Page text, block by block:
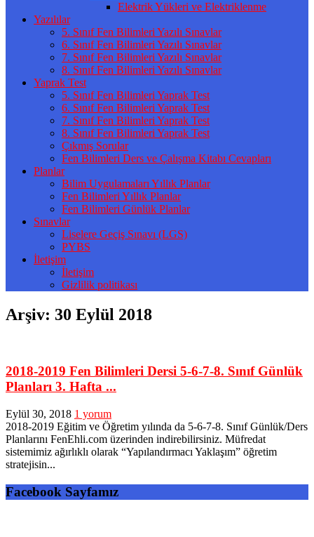
Elektrik Yükleri ve Elektriklenme
Yazılılar
5. Sınıf Fen Bilimleri Yazılı Sınavlar
6. Sınıf Fen Bilimleri Yazılı Sınavlar
7. Sınıf Fen Bilimleri Yazılı Sınavlar
8. Sınıf Fen Bilimleri Yazılı Sınavlar
Yaprak Test
5. Sınıf Fen Bilimleri Yaprak Test
6. Sınıf Fen Bilimleri Yaprak Test
7. Sınıf Fen Bilimleri Yaprak Test
8. Sınıf Fen Bilimleri Yaprak Test
Çıkmış Sorular
Fen Bilimleri Ders ve Çalışma Kitabı Cevapları
Planlar
Bilim Uygulamaları Yıllık Planlar
Fen Bilimleri Yıllık Planlar
Fen Bilimleri Günlük Planlar
Sınavlar
Liselere Geçiş Sınavı (LGS)
PYBS
İletişim
İletişim
Gizlilik politikası
Arşiv: 30 Eylül 2018
2018-2019 Fen Bilimleri Dersi 5-6-7-8. Sınıf Günlük
Planları 3. Hafta ...
Eylül 30, 2018 1 yorum
2018-2019 Eğitim ve Öğretim yılında da 5-6-7-8. Sınıf Günlük/Ders
Planlarını FenEhli.com üzerinden indirebilirsiniz. Müfredat
sistemimiz ağırlıklı olarak “Yapılandırmacı Yaklaşım” öğretim
stratejisin...
Facebook Sayfamız